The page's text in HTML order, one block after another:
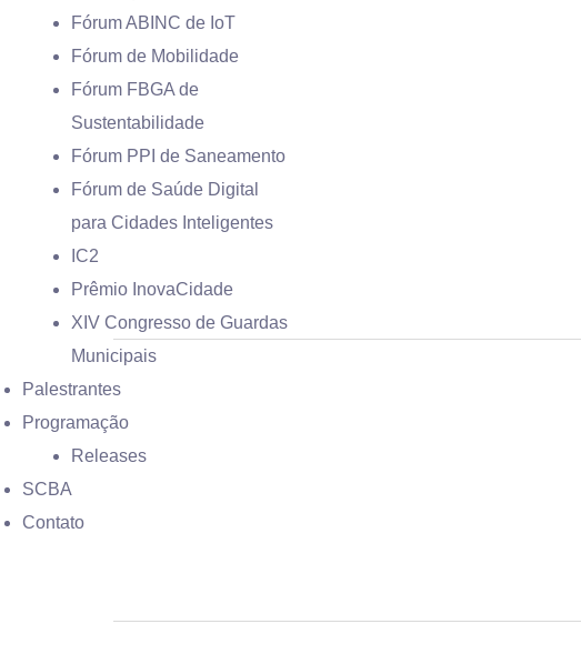
Fórum ABINC de IoT
Fórum de Mobilidade
Fórum FBGA de
Sustentabilidade
Fórum PPI de Saneamento
Fórum de Saúde Digital
para Cidades Inteligentes
IC2
Prêmio InovaCidade
XIV Congresso de Guardas
Municipais
Palestrantes
Programação
Releases
SCBA
Contato